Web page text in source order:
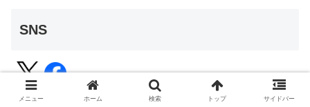
SNS
メニュー ホーム 検索 トップ サイドバー